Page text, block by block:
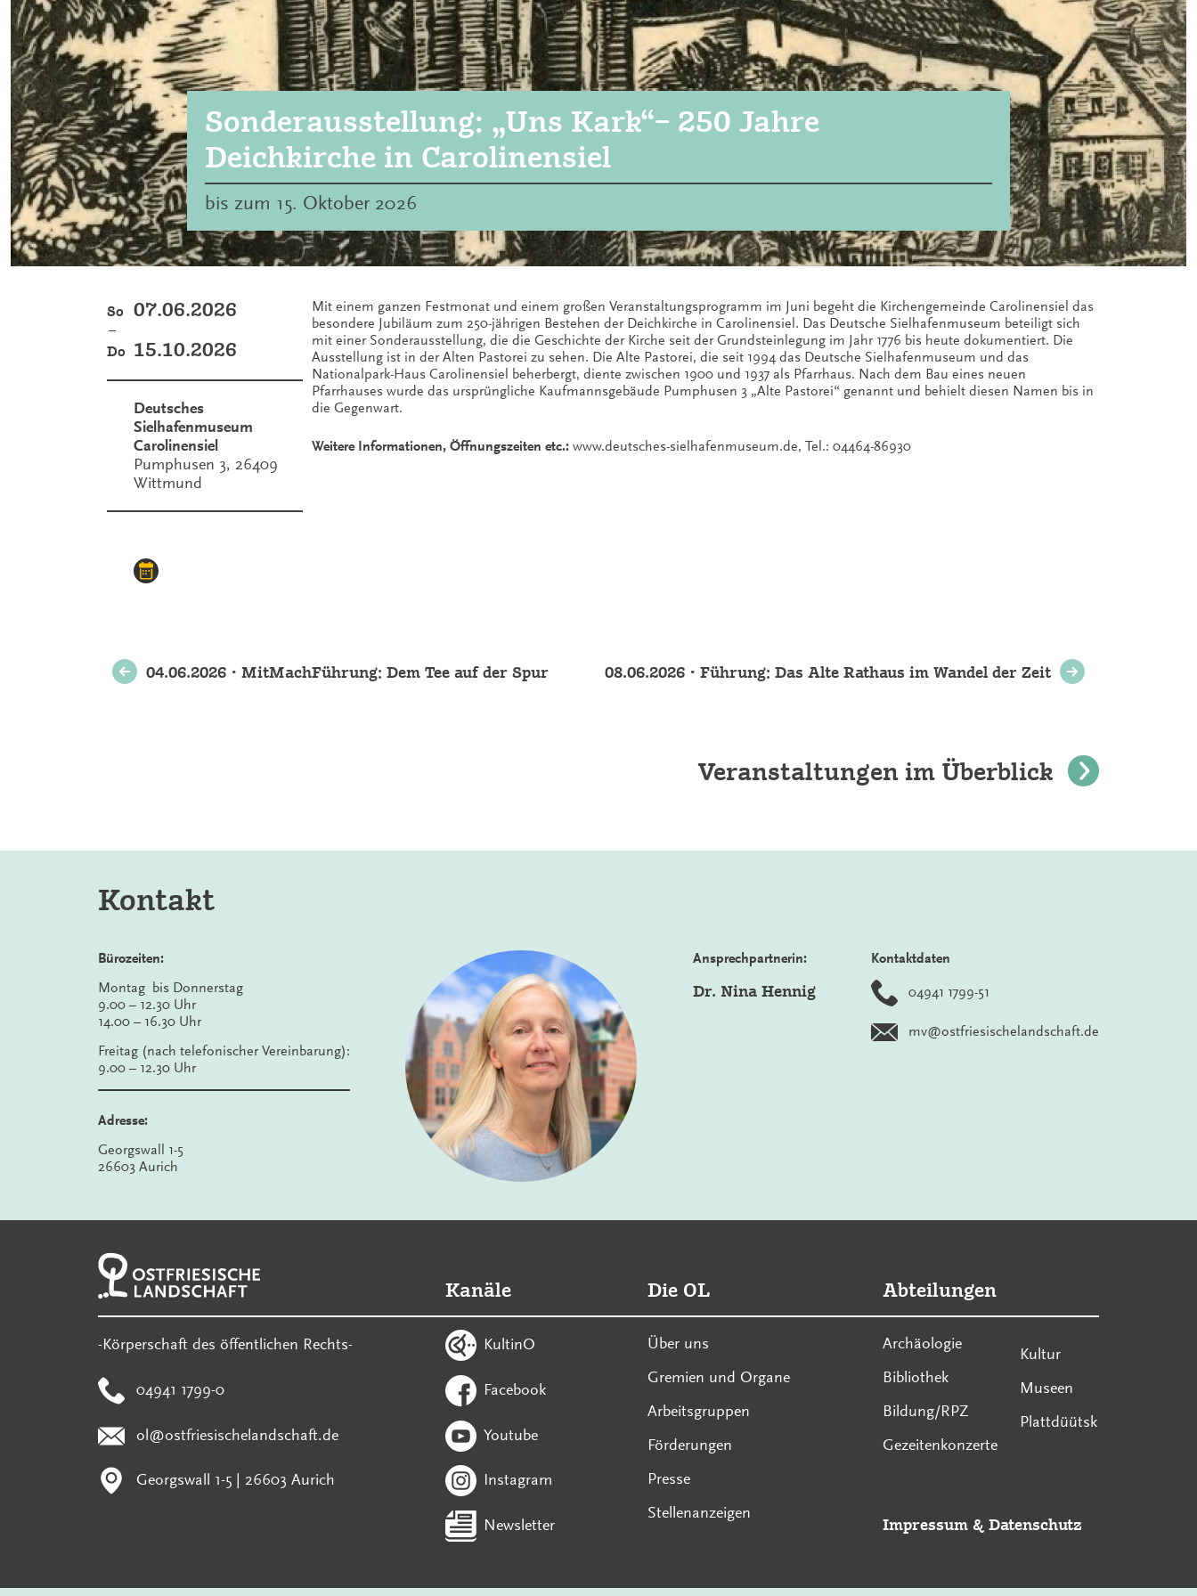
Sonderausstellung: „Uns Kark“– 250 Jahre
Deichkirche in Carolinensiel
bis zum 15. Oktober 2026
So 07.06.2026
–
Do 15.10.2026
Deutsches
Sielhafenmuseum
Carolinensiel
Pumphusen 3, 26409
Wittmund
Mit einem ganzen Festmonat und einem großen Veranstaltungsprogramm im Juni begeht die Kirchengemeinde Carolinensiel das
besondere Jubiläum zum 250-jährigen Bestehen der Deichkirche in Carolinensiel. Das Deutsche Sielhafenmuseum beteiligt sich
mit einer Sonderausstellung, die die Geschichte der Kirche seit der Grundsteinlegung im Jahr 1776 bis heute dokumentiert. Die
Ausstellung ist in der Alten Pastorei zu sehen. Die Alte Pastorei, die seit 1994 das Deutsche Sielhafenmuseum und das
Nationalpark-Haus Carolinensiel beherbergt, diente zwischen 1900 und 1937 als Pfarrhaus. Nach dem Bau eines neuen
Pfarrhauses wurde das ursprüngliche Kaufmannsgebäude Pumphusen 3 „Alte Pastorei“ genannt und behielt diesen Namen bis in
die Gegenwart.
Weitere Informationen, Öffnungszeiten etc.: www.deutsches-sielhafenmuseum.de, Tel.: 04464-86930
Weitere
04.06.2026 • MitMachFührung: Dem Tee auf der Spur 08.06.2026 • Führung: Das Alte Rathaus im Wandel der Zeit
Veranstaltungen im Überblick
Kontakt
Bürozeiten:
Montag bis Donnerstag
9.00 – 12.30 Uhr
14.00 – 16.30 Uhr
Freitag (nach telefonischer Vereinbarung):
9.00 – 12.30 Uhr
Adresse:
Georgswall 1-5
26603 Aurich
Ansprechpartnerin:
Dr. Nina Hennig
Kontaktdaten
04941 1799-51
mv@ostfriesischelandschaft.de
-Körperschaft des öffentlichen Rechts-
04941 1799-0
ol@ostfriesischelandschaft.de
Georgswall 1-5 | 26603 Aurich
Kanäle
KultinO
Facebook
Youtube
Instagram
Newsletter
Die OL
Über uns
Gremien und Organe
Arbeitsgruppen
Förderungen
Presse
Stellenanzeigen
Abteilungen
Archäologie
Bibliothek
Bildung/RPZ
Gezeitenkonzerte
Kultur
Museen
Plattdüütsk
Impressum & Datenschutz